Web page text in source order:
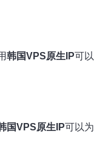
韩国VPS原生IP可
国VPS原生IP可以